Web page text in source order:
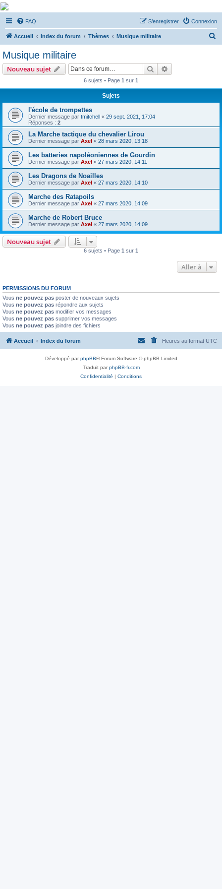
De Musicae Militari -
Forums
Forums de discussions
FAQ Connexion
S’enregistrer
Accueil Index du forum Thèmes Musique militaire
Musique militaire
Nouveau sujet Rechercher
6 sujets • Page 1 sur 1
Sujets
l'école de trompettes
Dernier message par tmitchell « 29 sept. 2021, 17:04
Réponses : 2
La Marche tactique du chevalier Lirou
Dernier message par Axel « 28 mars 2020, 13:18
Les batteries napoléoniennes de Gourdin
Dernier message par Axel « 27 mars 2020, 14:11
Les Dragons de Noailles
Dernier message par Axel « 27 mars 2020, 14:10
Marche des Ratapoils
Dernier message par Axel « 27 mars 2020, 14:09
Marche de Robert Bruce
Dernier message par Axel « 27 mars 2020, 14:09
Nouveau sujet
6 sujets • Page 1 sur 1
Aller à
PERMISSIONS DU FORUM
Vous ne pouvez pas poster de nouveaux sujets
Vous ne pouvez pas répondre aux sujets
Vous ne pouvez pas modifier vos messages
Vous ne pouvez pas supprimer vos messages
Vous ne pouvez pas joindre des fichiers
Accueil Index du forum Heures au format UTC
Développé parphpBB® Forum Software © phpBB Limited
Traduit parphpBB-fr.com
Confidentialité | Conditions